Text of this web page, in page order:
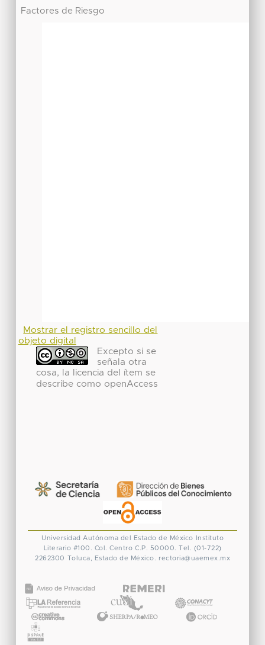
Factores de Riesgo
Mostrar el registro sencillo del
objeto digital
Excepto si se
señala otra
cosa, la licencia del ítem se
describe como openAccess
Universidad Autónoma del Estado de México
Instituto
Literario #100. Col. Centro C.P. 50000. Tel. (01-722)
2262300 Toluca, Estado de México. rectoria@uaemex.mx